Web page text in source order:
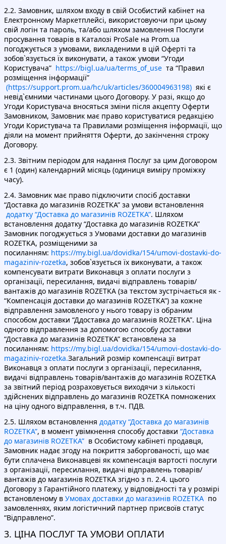
2.2. Замовник, шляхом входу в свій Особистий кабінет на
Електронному Маркетплейсі, використовуючи при цьому
свій логін та пароль, та/або шляхом замовлення Послуги
просування товарів в Каталозі ProSale на Prom.ua
погоджується з умовами, викладеними в цій Оферті та
зобов`язується їх виконувати, а також умови “Угоди
Користувача” https://bigl.ua/ua/terms_of_use та “Правил
розміщення інформації”
(https://support.prom.ua/hc/uk/articles/360004963198) які є
невід`ємними частинами цього Договору. У разі, якщо до
Угоди Користувача вносяться зміни після акцепту Оферти
Замовником, Замовник має право користуватися редакцією
Угоди Користувача та Правилами розміщення інформації, що
діяли на момент прийняття Оферти, до закінчення строку
Договору.
2.3. Звітним періодом для надання Послуг за цим Договором
є 1 (один) календарний місяць (одиниця виміру проміжку
часу).
2.4. Замовник має право підключити спосіб доставки
“Доставка до магазинів ROZETKA” за умови встановлення
додатку “Доставка до магазинів ROZETKA”. Шляхом
встановлення додатку “Доставка до магазинів ROZETKA”
Замовник погоджується з Умовами доставки до магазинів
ROZETKA, розміщеними за
посиланням: https://my.bigl.ua/dovidka/154/umovi-dostavki-do-
magaziniv-rozetka, зобов`язується їх виконувати, а також
компенсувати витрати Виконавця з оплати послуги з
організації, пересилання, видачі відправлень товарів/
вантажів до магазинів ROZETKA (за текстом зустрічається як -
“Компенсація доставки до магазинів ROZETKA”) за кожне
відправлення замовленого у нього товару із обраним
способом доставки “Ддоставка до магазинів ROZETKA”. Ціна
одного відправлення за допомогою способу доставки
“Доставка до магазинів ROZETKA” встановлена за
посиланням: https://my.bigl.ua/dovidka/154/umovi-dostavki-do-
magaziniv-rozetka.Загальний розмір компенсації витрат
Виконавця з оплати послуги з організації, пересилання,
видачі відправлень товарів/вантажів до магазинів ROZETKA
за звітний період розраховується виходячи з кількості
здійснених відправлень до магазинів ROZETKA помножених
на ціну одного відправлення, в т.ч. ПДВ.
2.5. Шляхом встановлення додатку “Доставка до магазинів
ROZETKA”, в момент увімкнення способу доставки “Доставка
до магазинів ROZETKA” в Особистому кабінеті продавця,
Замовник надає згоду на покриття заборгованості, що має
бути сплачена Виконавцеві як компенсація вартості послуги
з організації, пересилання, видачі відправлень товарів/
вантажів до магазинів ROZETKA згідно з п. 2.4. цього
Договору з Гарантійного платежу, у відповідності та у розмірі
встановленому в Умовах доставки до магазинів ROZETKA по
замовленнях, яким логістичний партнер присвоїв статус
“Відправлено”.
3. ЦІНА ПОСЛУГ ТА УМОВИ ОПЛАТИ